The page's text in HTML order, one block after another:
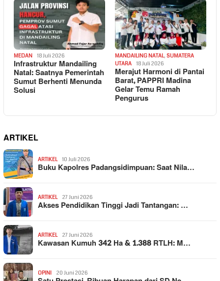
MEDAN 18 Juli 2026
Infrastruktur Mandailing
Natal: Saatnya Pemerintah
Sumut Berhenti Menunda
Solusi
MANDAILING NATAL, SUMATERA
UTARA
18 Juli 2026
Merajut Harmoni di Pantai
Barat, PAPPRI Madina
Gelar Temu Ramah
Pengurus
ARTIKEL
ARTIKEL 10 Juli 2026
Buku Kapolres Padangsidimpuan: Saat Nila…
ARTIKEL 27 Juni 2026
Akses Pendidikan Tinggi Jadi Tantangan: …
ARTIKEL 27 Juni 2026
Kawasan Kumuh 342 Ha & 1.388 RTLH: M…
OPINI 20 Juni 2026